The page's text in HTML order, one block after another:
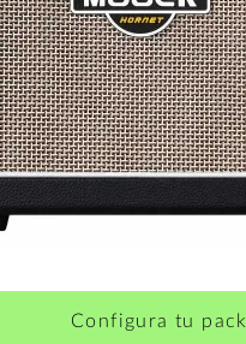
Configura tu pack